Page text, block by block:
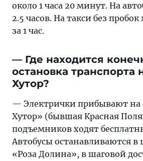
около 1 часа 20 минут. На
2.5 часов. На такси без
за 1 час.
— Где находится
остановка транспорта
Хутор?
— Электрички прибывают на
Хутор» (бывшая Красная
подъемников ходят
Автобусы останавливаются в
«Роза Долина», в шаговой